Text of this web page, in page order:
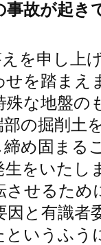
故が起き
を申し上
を踏まえ
な地盤の
の掘削土
め固まる
生をいたし
させるため
と有識者
というふ